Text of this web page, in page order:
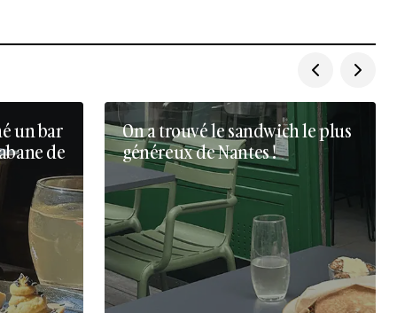
un bar
de
On a trouvé le sandwich le plus
généreux de Nantes !